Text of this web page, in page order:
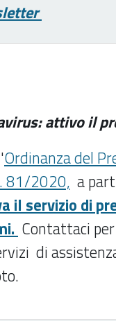
attivo il
Ordinanza del
81/2020, a
il servizio di
Contattaci
di